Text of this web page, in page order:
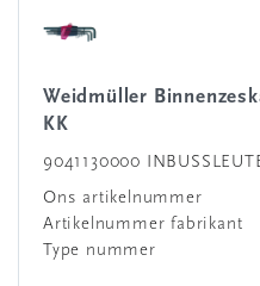
Weidmüller Binnenzeskantsleutelset SKL WSD-S
KK
9041130000
Ons artikelnummer
Artikelnummer fabrikant
Type nummer